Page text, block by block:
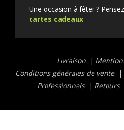
Une occasion à fêter ?
cartes cadeaux
utiles
Livraison
Conditions générales de vente
Professionnels
Retours